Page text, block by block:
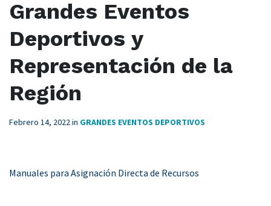
Grandes Eventos
Deportivos y
Representación de la
Región
Febrero 14, 2022in GRANDES EVENTOS DEPORTIVOS
Manuales para Asignación Directa de Recursos